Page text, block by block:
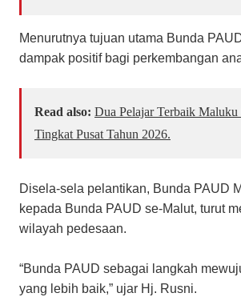
Menurutnya tujuan utama Bunda
dampak positif bagi perkembangan
Read also: Dua Pelajar Terbaik Maluku
Tingkat Pusat Tahun 2026.
Disela-sela pelantikan, Bunda PAUD
kepada Bunda PAUD se-Malut, turut
wilayah pedesaan.
“Bunda PAUD sebagai langkah
yang lebih baik,” ujar Hj. Rusni.